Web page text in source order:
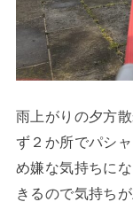
雨上がりの夕方
ず２か所でパシ
め嫌な気持ちに
きるので気持ち